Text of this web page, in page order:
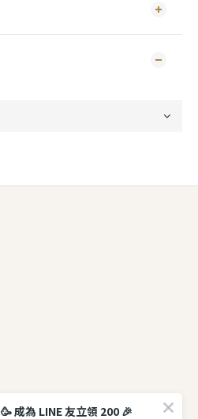
🥳 成為 LINE 友立領 200 🎉